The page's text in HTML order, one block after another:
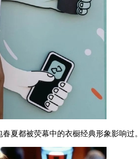
都被荧幕中的衣橱经典形象影响过。